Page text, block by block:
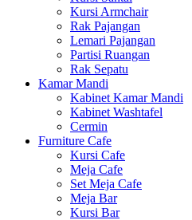
Kursi Armchair
Rak Pajangan
Lemari Pajangan
Partisi Ruangan
Rak Sepatu
Kamar Mandi
Kabinet Kamar Mandi
Kabinet Washtafel
Cermin
Furniture Cafe
Kursi Cafe
Meja Cafe
Set Meja Cafe
Meja Bar
Kursi Bar